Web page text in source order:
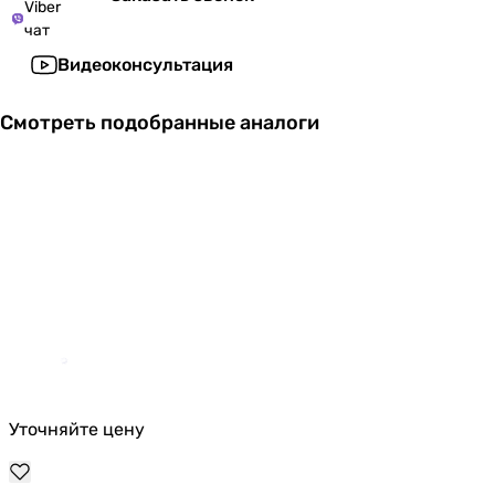
Viber
чат
Видеоконсультация
Смотреть подобранные аналоги
Уточняйте цену